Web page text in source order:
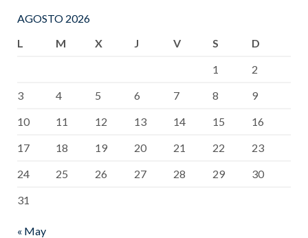
AGOSTO 2026
L
M X J V S
D
1
2
3
4 5 6 7 8
9
10
11 12 13 14 15
16
17
18 19 20 21 22
23
24
25 26 27 28 29
30
31
« May